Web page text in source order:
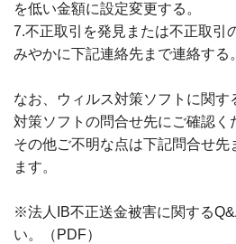
を低い金額に設定変更する。
7.不正取引を発見または不正取引
みやかに下記連絡先まで連絡する。
なお、ウィルス対策ソフトに関す
対策ソフトの問合せ先にご確認く
その他ご不明な点は下記問合せ先
ます。
※法人IB不正送金被害に関する
い。（PDF）